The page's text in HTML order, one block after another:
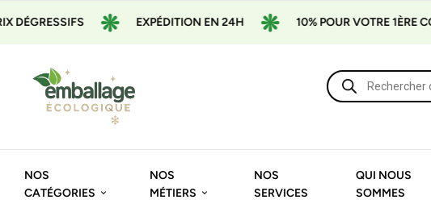
EXPÉDITION EN 24H 10% POUR VOTRE 1ÈRE
NOS
CATÉGORIES
NOS
MÉTIERS
NOS
SERVICES
QUI NOUS
SOMMES